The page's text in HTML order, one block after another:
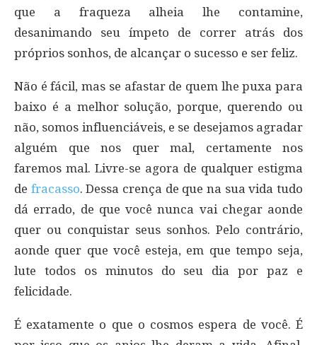
que a fraqueza alheia lhe contamine,
desanimando seu ímpeto de correr atrás dos
próprios sonhos, de alcançar o sucesso e ser feliz.
Não é fácil, mas se afastar de quem lhe puxa para
baixo é a melhor solução, porque, querendo ou
não, somos influenciáveis, e se desejamos agradar
alguém que nos quer mal, certamente nos
faremos mal. Livre-se agora de qualquer estigma
de fracasso. Dessa crença de que na sua vida tudo
dá errado, de que você nunca vai chegar aonde
quer ou conquistar seus sonhos. Pelo contrário,
aonde quer que você esteja, em que tempo seja,
lute todos os minutos do seu dia por paz e
felicidade.
É exatamente o que o cosmos espera de você. É